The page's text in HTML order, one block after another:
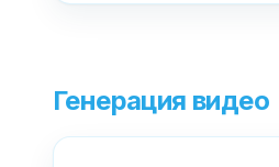
Генерация видео